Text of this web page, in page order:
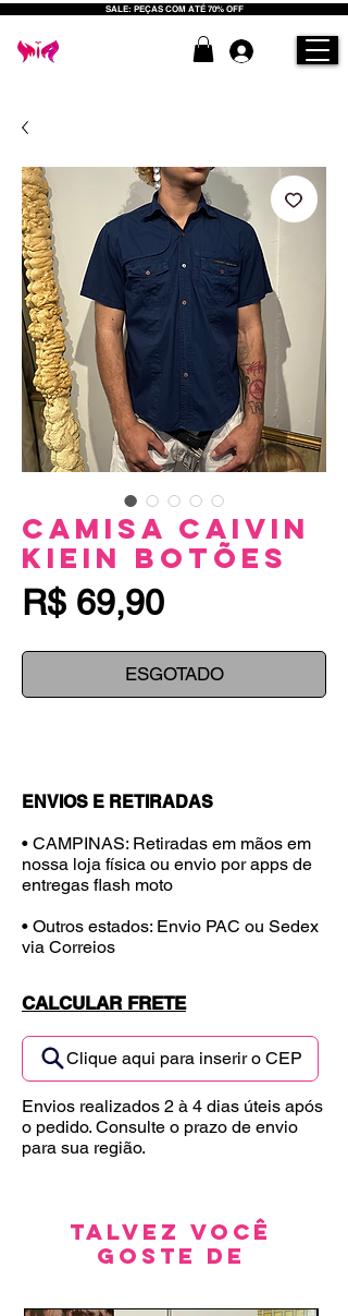
SALE: PEÇAS COM ATÉ 70% OFF
Camisa CaIvin
KIein Botões
R$ 69,90Preço
ESGOTADO
ENVIOS E RETIRADAS
• CAMPINAS: Retiradas em mãos em
nossa loja física ou envio por apps de
entregas flash moto
• Outros estados: Envio PAC ou Sedex
via Correios
CALCULAR FRETE
Clique aqui para inserir o CEP
Envios realizados 2 à 4 dias úteis após
o pedido. Consulte o prazo de envio
para sua região.
Talvez você
goste de